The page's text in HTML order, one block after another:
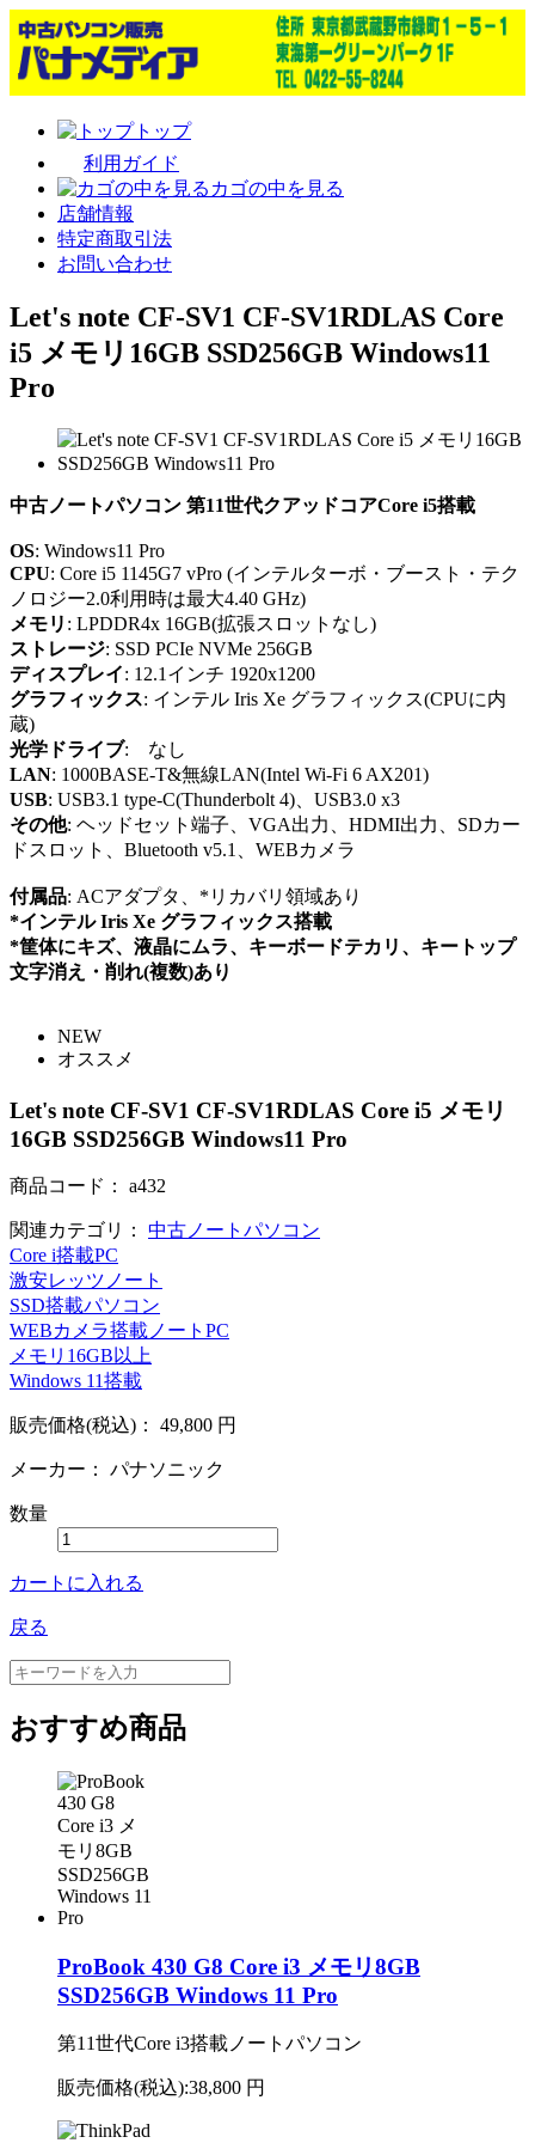
トップ
利用ガイド
カゴの中を見る
店舗情報
特定商取引法
お問い合わせ
Let's note CF-SV1 CF-SV1RDLAS Core
i5 メモリ16GB SSD256GB Windows11
Pro
中古ノートパソコン 第11世代クアッドコアCore i5搭載
OS: Windows11 Pro
CPU: Core i5 1145G7 vPro (インテルターボ・ブースト・テク
ノロジー2.0利用時は最大4.40 GHz)
メモリ : LPDDR4x 16GB(拡張スロットなし)
ストレージ: SSD PCIe NVMe 256GB
ディスプレイ: 12.1インチ 1920x1200
グラフィックス: インテル Iris Xe グラフィックス(CPUに内
蔵)
光学ドライブ: なし
LAN: 1000BASE-T&無線LAN(Intel Wi-Fi 6 AX201)
USB: USB3.1 type-C(Thunderbolt 4)、USB3.0 x3
その他: ヘッドセット端子、VGA出力、HDMI出力、SDカー
ドスロット、Bluetooth v5.1、WEBカメラ
付属品: ACアダプタ、*リカバリ領域あり
*インテル Iris Xe グラフィックス搭載
*筐体にキズ、液晶にムラ、キーボードテカリ、キートップ
文字消え・削れ(複数)あり
NEW
オススメ
Let's note CF-SV1 CF-SV1RDLAS Core i5 メモリ
16GB SSD256GB Windows11 Pro
商品コード： a432
関連カテゴリ：
中古ノートパソコン
Core i搭載PC
激安レッツノート
SSD搭載パソコン
WEBカメラ搭載ノートPC
メモリ16GB以上
Windows 11搭載
販売価格(税込)： 49,800 円
メーカー： パナソニック
数量
カートに入れる
戻る
おすすめ商品
ProBook 430 G8 Core i3 メモリ8GB
SSD256GB Windows 11 Pro
第11世代Core i3搭載ノートパソコン
販売価格(税込):38,800 円